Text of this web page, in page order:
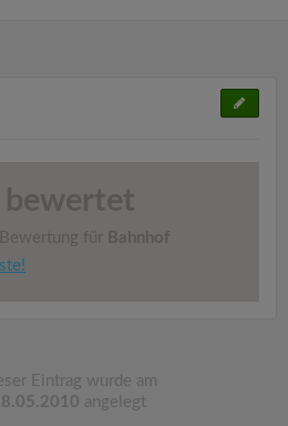
bewertet
für Bahnhof
Eintrag wurde am
angelegt